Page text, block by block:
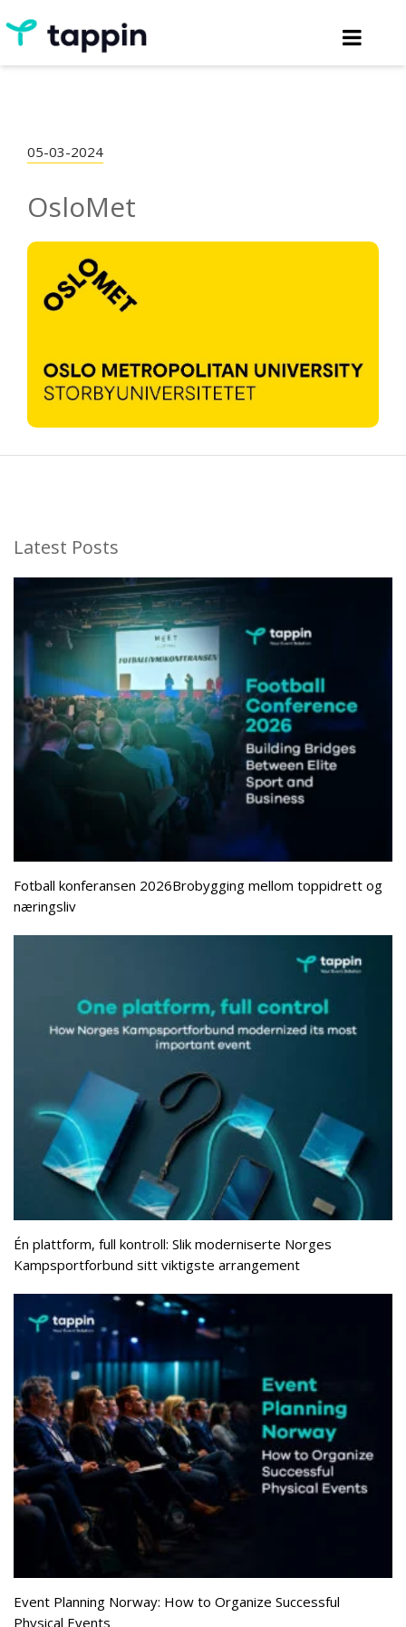
05-03-2024
OsloMet
Latest Posts
Fotball konferansen 2026Brobygging mellom toppidrett og
næringsliv
Én plattform, full kontroll: Slik moderniserte Norges
Kampsportforbund sitt viktigste arrangement
Event Planning Norway: How to Organize Successful
Physical Events